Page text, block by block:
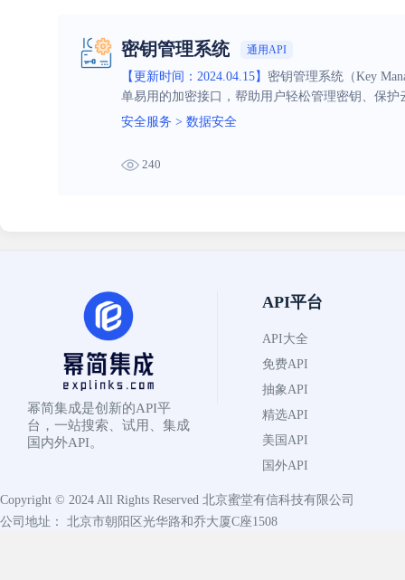
密钥管理系统 通用API
【更新时间：2024.04.15】 密钥管理系统（Key
单易用的加密接口，帮助用户轻松管理密钥、保护
安全服务 > 数据安全
240
幂简集成是创新的API平
台，一站搜索、试用、集成
国内外API。
API平台
API大全
免费API
抽象API
精选API
美国API
国外API
Copyright © 2024 All Rights Reserved 北京蜜堂有信科技有限公司
公司地址： 北京市朝阳区光华路和乔大厦C座1508